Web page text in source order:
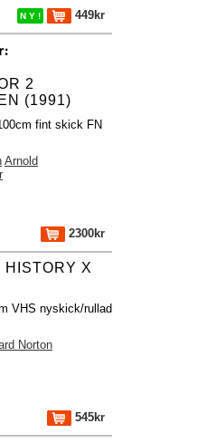
N Y ! 449kr
2
(1991)
fint skick FN
Arnold
2300kr
HISTORY X
VHS nyskick/rullad
Norton
545kr